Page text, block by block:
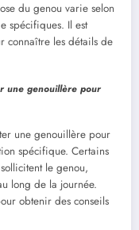
du genou varie selon
spécifiques. Il est
connaître les détails de
une genouillère pour
une genouillère pour
spécifique. Certains
le genou,
long de la journée.
obtenir des conseils